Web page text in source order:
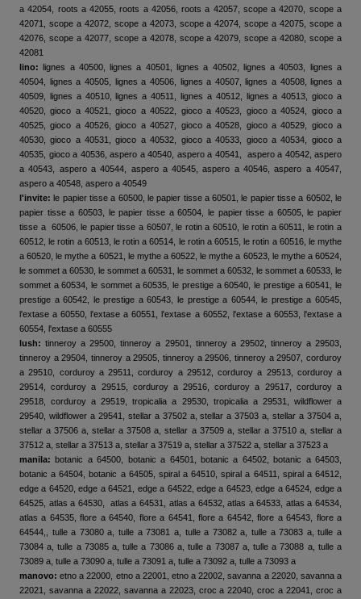
a 42054, roots a 42055, roots a 42056, roots a 42057, scope a 42070, scope a
42071, scope a 42072, scope a 42073, scope a 42074, scope a 42075, scope a
42076, scope a 42077, scope a 42078, scope a 42079, scope a 42080, scope a
42081
lino: lignes a 40500, lignes a 40501, lignes a 40502, lignes a 40503, lignes a
40504, lignes a 40505, lignes a 40506, lignes a 40507, lignes a 40508, lignes a
40509, lignes a 40510, lignes a 40511, lignes a 40512, lignes a 40513, gioco a
40520, gioco a 40521, gioco a 40522, gioco a 40523, gioco a 40524, gioco a
40525, gioco a 40526, gioco a 40527, gioco a 40528, gioco a 40529, gioco a
40530, gioco a 40531, gioco a 40532, gioco a 40533, gioco a 40534, gioco a
40535, gioco a 40536, aspero a 40540, aspero a 40541, aspero a 40542, aspero
a 40543, aspero a 40544, aspero a 40545, aspero a 40546, aspero a 40547,
aspero a 40548, aspero a 40549
l'invite: le papier tisse a 60500, le papier tisse a 60501, le papier tisse a 60502, le
papier tisse a 60503, le papier tisse a 60504, le papier tisse a 60505, le papier
tisse a 60506, le papier tisse a 60507, le rotin a 60510, le rotin a 60511, le rotin a
60512, le rotin a 60513, le rotin a 60514, le rotin a 60515, le rotin a 60516, le mythe
a 60520, le mythe a 60521, le mythe a 60522, le mythe a 60523, le mythe a 60524,
le sommet a 60530, le sommet a 60531, le sommet a 60532, le sommet a 60533, le
sommet a 60534, le sommet a 60535, le prestige a 60540, le prestige a 60541, le
prestige a 60542, le prestige a 60543, le prestige a 60544, le prestige a 60545,
l'extase a 60550, l'extase a 60551, l'extase a 60552, l'extase a 60553, l'extase a
60554, l'extase a 60555
lush: tinneroy a 29500, tinneroy a 29501, tinneroy a 29502, tinneroy a 29503,
tinneroy a 29504, tinneroy a 29505, tinneroy a 29506, tinneroy a 29507, corduroy
a 29510, corduroy a 29511, corduroy a 29512, corduroy a 29513, corduroy a
29514, corduroy a 29515, corduroy a 29516, corduroy a 29517, corduroy a
29518, corduroy a 29519, tropicalia a 29530, tropicalia a 29531, wildflower a
29540, wildflower a 29541, stellar a 37502 a, stellar a 37503 a, stellar a 37504 a,
stellar a 37506 a, stellar a 37508 a, stellar a 37509 a, stellar a 37510 a, stellar a
37512 a, stellar a 37513 a, stellar a 37519 a, stellar a 37522 a, stellar a 37523 a
manila: botanic a 64500, botanic a 64501, botanic a 64502, botanic a 64503,
botanic a 64504, botanic a 64505, spiral a 64510, spiral a 64511, spiral a 64512,
edge a 64520, edge a 64521, edge a 64522, edge a 64523, edge a 64524, edge a
64525, atlas a 64530, atlas a 64531, atlas a 64532, atlas a 64533, atlas a 64534,
atlas a 64535, flore a 64540, flore a 64541, flore a 64542, flore a 64543, flore a
64544,, tulle a 73080 a, tulle a 73081 a, tulle a 73082 a, tulle a 73083 a, tulle a
73084 a, tulle a 73085 a, tulle a 73086 a, tulle a 73087 a, tulle a 73088 a, tulle a
73089 a, tulle a 73090 a, tulle a 73091 a, tulle a 73092 a, tulle a 73093 a
manovo: etno a 22000, etno a 22001, etno a 22002, savanna a 22020, savanna a
22021, savanna a 22022, savanna a 22023, croc a 22040, croc a 22041, croc a